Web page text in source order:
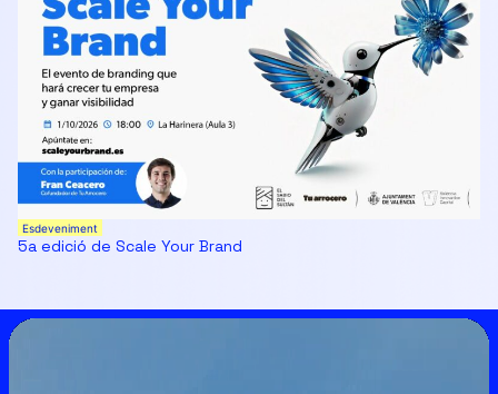
Esdeveniment
5a edició de Scale Your Brand